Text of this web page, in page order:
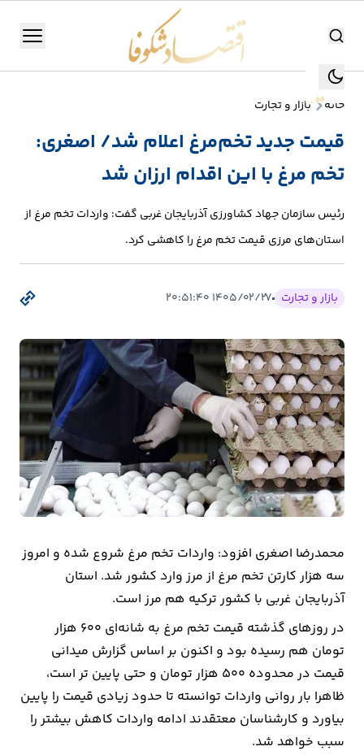
جستجو جستجو
منو
تولید
صنعت
انرژی
بانک،
و
بیمه
اقتصاد
جهان
بازار
و
کشاورزی
و
مسکن
اقتصاد
ایران
خانه بازار و تجارت
قیمت جدید تخم‌مرغ اعلام شد/ اصغری:
تخم مرغ با این اقدام ارزان شد
رئیس سازمان جهاد کشاورزی آذربایجان غربی گفت: واردات تخم مرغ از
استان‌های مرزی قیمت تخم مرغ را کاهشی کرد.
بازار و تجارت ۱۴۰۵/۰۲/۲۷ ۲۰:۵۱:۴۰
محمدرضا اصغری افزود: واردات تخم مرغ شروع شده و امروز
سه هزار کارتن تخم مرغ از مرز وارد کشور شد. استان
آذربایجان غربی با کشور ترکیه هم مرز است.
در روزهای گذشته قیمت تخم مرغ به شانه‌ای ۶۰۰ هزار
تومان هم رسیده بود و اکنون بر اساس گزارش میدانی
قیمت در محدوده ۵۰۰ هزار تومان و حتی پایین تر است،
ظاهرا بار روانی واردات توانسته تا حدود زیادی قیمت را پایین
بیاورد و کارشناسان معتقدند ادامه واردات کاهش بیشتر را
سبب خواهد شد.